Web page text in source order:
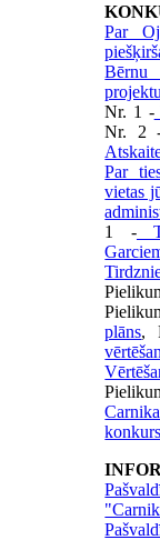
Par
Bērnu
Nr. 1 -
Nr. 2
Par
vietas
1 -
plāns,